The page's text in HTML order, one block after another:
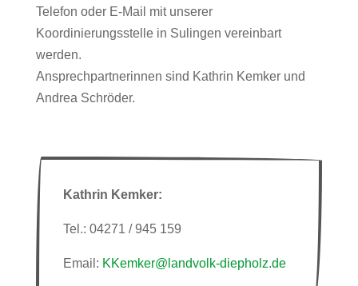
Telefon oder E-Mail mit unserer
Koordinierungsstelle in Sulingen vereinbart
werden.
Ansprechpartnerinnen sind Kathrin Kemker und
Andrea Schröder.
Kathrin Kemker:
Tel.: 04271 / 945 159
Email: KKemker@landvolk-diepholz.de